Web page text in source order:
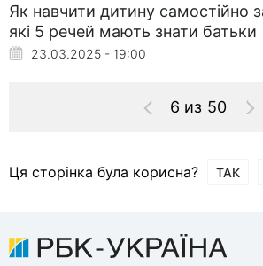
Як навчити дитину самостійно
які 5 речей мають знати батьки
23.03.2025 - 19:00
6 из 50
Ця сторінка була корисна? ТАК